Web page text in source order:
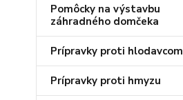
Pomôcky na výstavbu
záhradného domčeka
Prípravky proti hlodavcom
Prípravky proti hmyzu